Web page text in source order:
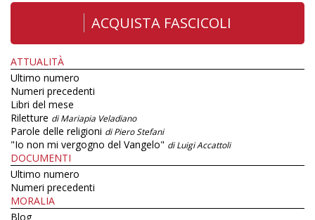
ACQUISTA FASCICOLI
ATTUALITÀ
Ultimo numero
Numeri precedenti
Libri del mese
Riletture di Mariapia Veladiano
Parole delle religioni di Piero Stefani
"Io non mi vergogno del Vangelo" di Luigi Accattoli
DOCUMENTI
Ultimo numero
Numeri precedenti
MORALIA
Blog